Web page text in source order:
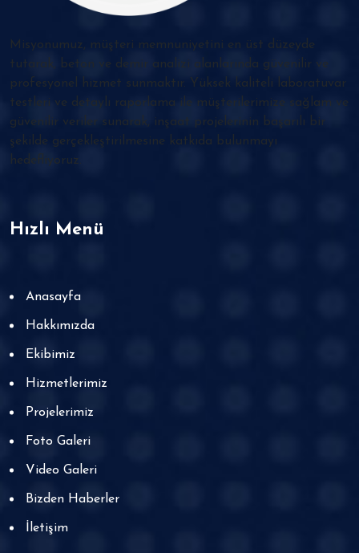
Misyonumuz, müşteri memnuniyetini en üst düzeyde
tutarak, beton ve demir analizi alanlarında güvenilir ve
profesyonel hizmet sunmaktır. Yüksek kaliteli laboratuvar
testleri ve detaylı raporlama ile müşterilerimize sağlam ve
güvenilir veriler sunarak, inşaat projelerinin başarılı bir
şekilde gerçekleştirilmesine katkıda bulunmayı
hedefliyoruz.
Hızlı Menü
Anasayfa
Hakkımızda
Ekibimiz
Hizmetlerimiz
Projelerimiz
Foto Galeri
Video Galeri
Bizden Haberler
İletişim